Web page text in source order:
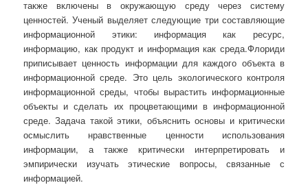
также включены в окружающую среду через систему
ценностей. Ученый выделяет следующие три составляющие
информационной этики: информация как ресурс,
информацию, как продукт и информация как среда.Флориди
приписывает ценность информации для каждого объекта в
информационной среде. Это цель экологического контроля
информационной среды, чтобы вырастить информационные
объекты и сделать их процветающими в информационной
среде. Задача такой этики, объяснить основы и критически
осмыслить нравственные ценности использования
информации, а также критически интерпретировать и
эмпирически изучать этические вопросы, связанные с
информацией.